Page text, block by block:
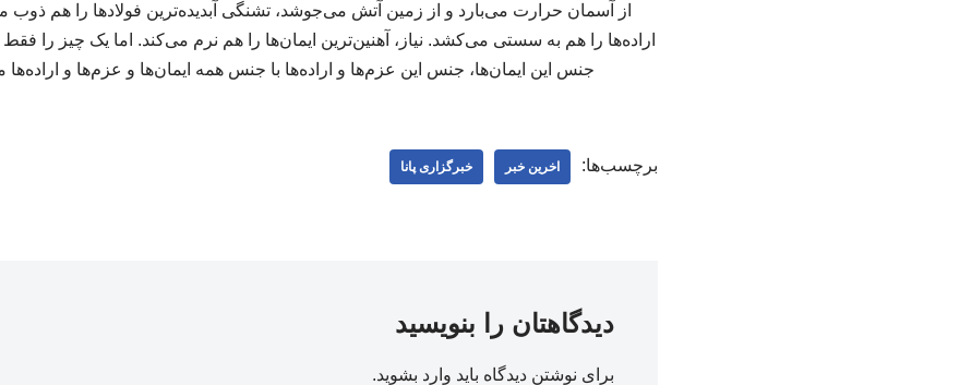
از آسمان حرارت می‌بارد و از زمین آتش می‌جوشد، تشنگی آبدیده‌ترین فولادها را هم
اراده‌ها را هم به سستی می‌کشد. نیاز، آهنین‌ترین ایمان‌ها را هم نرم می‌کند. اما یک چیز را
جنس این ایمان‌ها، جنس این عزم‌ها و اراده‌ها با جنس همه ایمان‌ها و عزم‌ها و اراده‌ها
برچسب‌ها: اخرین خبر خبرگزاری پانا
دیدگاهتان را بنویسید
برای نوشتن دیدگاه باید وارد بشوید.